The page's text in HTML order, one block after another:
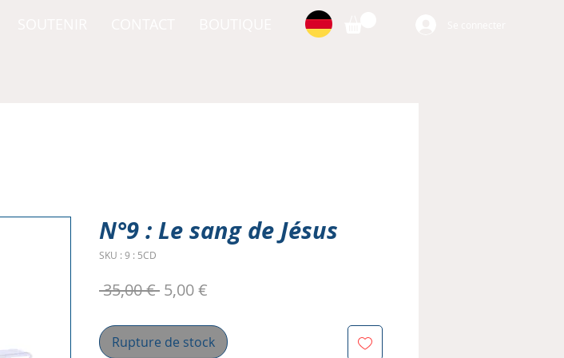
N°9 : Le sang de Jésus
SKU : 9 : 5CD
35,00 € Prix
5,00 €
Rupture de stock